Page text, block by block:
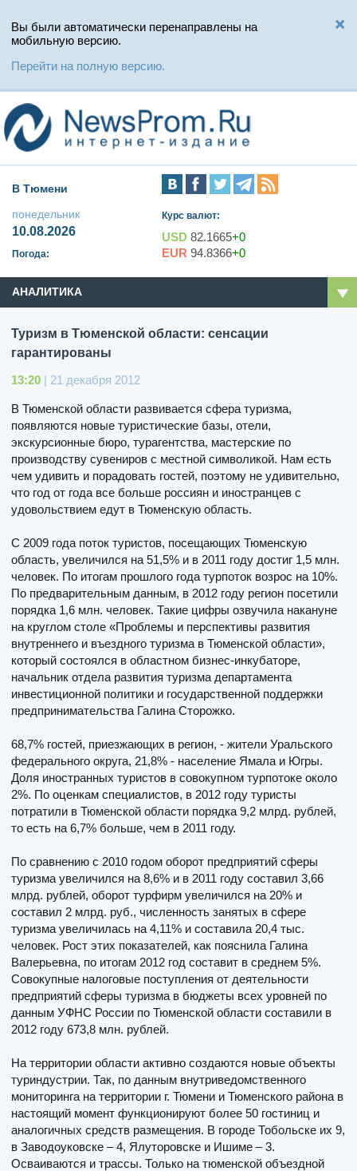
Вы были автоматически перенаправлены на
мобильную версию.
Перейти на полную версию.
В Тюмени
понедельник
10.08.2026
Погода:
Курс валют:
USD 82.1665+0
EUR 94.8366+0
АНАЛИТИКА
Туризм в Тюменской области: сенсации
гарантированы
13:20 | 21 декабря 2012
В Тюменской области развивается сфера туризма,
появляются новые туристические базы, отели,
экскурсионные бюро, турагентства, мастерские по
производству сувениров с местной символикой. Нам есть
чем удивить и порадовать гостей, поэтому не удивительно,
что год от года все больше россиян и иностранцев с
удовольствием едут в Тюменскую область.
С 2009 года поток туристов, посещающих Тюменскую
область, увеличился на 51,5% и в 2011 году достиг 1,5 млн.
человек. По итогам прошлого года турпоток возрос на 10%.
По предварительным данным, в 2012 году регион посетили
порядка 1,6 млн. человек. Такие цифры озвучила накануне
на круглом столе «Проблемы и перспективы развития
внутреннего и въездного туризма в Тюменской области»,
который состоялся в областном бизнес-инкубаторе,
начальник отдела развития туризма департамента
инвестиционной политики и государственной поддержки
предпринимательства Галина Сторожко.
68,7% гостей, приезжающих в регион, - жители Уральского
федерального округа, 21,8% - население Ямала и Югры.
Доля иностранных туристов в совокупном турпотоке около
2%. По оценкам специалистов, в 2012 году туристы
потратили в Тюменской области порядка 9,2 млрд. рублей,
то есть на 6,7% больше, чем в 2011 году.
По сравнению с 2010 годом оборот предприятий сферы
туризма увеличился на 8,6% и в 2011 году составил 3,66
млрд. рублей, оборот турфирм увеличился на 20% и
составил 2 млрд. руб., численность занятых в сфере
туризма увеличилась на 4,11% и составила 20,4 тыс.
человек. Рост этих показателей, как пояснила Галина
Валерьевна, по итогам 2012 год составит в среднем 5%.
Совокупные налоговые поступления от деятельности
предприятий сферы туризма в бюджеты всех уровней по
данным УФНС России по Тюменской области составили в
2012 году 673,8 млн. рублей.
На территории области активно создаются новые объекты
туриндустрии. Так, по данным внутриведомственного
мониторинга на территории г. Тюмени и Тюменского района в
настоящий момент функционируют более 50 гостиниц и
аналогичных средств размещения. В городе Тобольске их 9,
в Заводоуковске – 4, Ялуторовске и Ишиме – 3.
Осваиваются и трассы. Только на тюменской объездной